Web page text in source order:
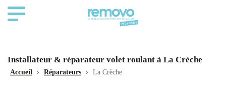
Installateur & réparateur volet roulant à La Crèche
Accueil › Réparateurs › La Crèche